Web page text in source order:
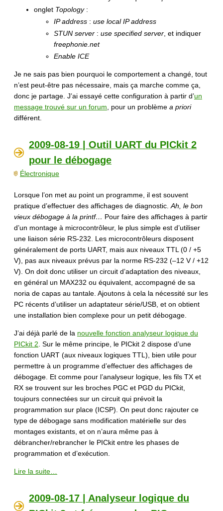
onglet Topology:
IP address : use local IP address
STUN server : use specified server, et indiquer
freephonie.net
Enable ICE
Je ne sais pas bien pourquoi le comportement a changé, tout
n’est peut-être pas nécessaire, mais ça marche comme ça,
donc je partage. J’ai essayé cette configuration à partir d’un
message trouvé sur un forum, pour un problème a priori
différent.
2009-08-19 | Outil UART du PICkit 2
pour le débogage
Électronique
Lorsque l’on met au point un programme, il est souvent
pratique d’effectuer des affichages de diagnostic.Ah, le bon
vieux débogage à la printf… Pour faire des affichages à partir
d’un montage à microcontrôleur, le plus simple est d’utiliser
une liaison série RS-232. Les microcontrôleurs disposent
généralement de ports UART, mais aux niveaux TTL (0 / +5
V), pas aux niveaux prévus par la norme RS-232 (–12 V / +12
V). On doit donc utiliser un circuit d’adaptation des niveaux,
en général un MAX232 ou équivalent, accompagné de sa
noria de capas au tantale. Ajoutons à cela la nécessité sur les
PC récents d’utiliser un adaptateur série/USB, et on obtient
une installation bien complexe pour un petit débogage.
J’ai déjà parlé de la nouvelle fonction analyseur logique du
PICkit 2. Sur le même principe, le PICkit 2 dispose d’une
fonction UART (aux niveaux logiques TTL), bien utile pour
permettre à un programme d’effectuer des affichages de
débogage. Et comme pour l’analyseur logique, les fils TX et
RX se trouvent sur les broches PGC et PGD du PICkit,
toujours connectées sur un circuit qui prévoit la
programmation sur place (ICSP). On peut donc rajouter ce
type de débogage sans modification matérielle sur des
montages existants, et on n’aura même pas à
débrancher/rebrancher le PICkit entre les phases de
programmation et d’exécution.
Lire la suite…
2009-08-17 | Analyseur logique du